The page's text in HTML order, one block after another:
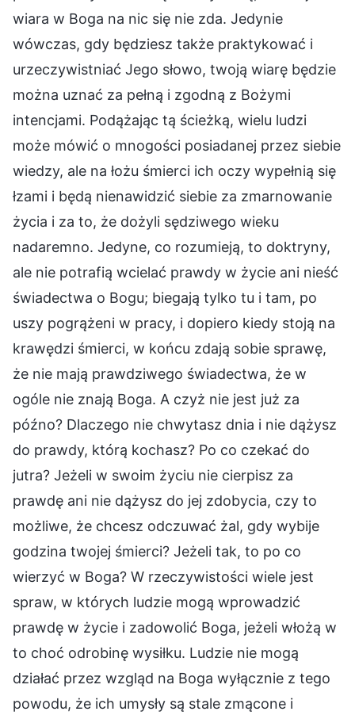
wiara w Boga na nic się nie zda. Jedynie
wówczas, gdy będziesz także praktykować i
urzeczywistniać Jego słowo, twoją wiarę będzie
można uznać za pełną i zgodną z Bożymi
intencjami. Podążając tą ścieżką, wielu ludzi
może mówić o mnogości posiadanej przez siebie
wiedzy, ale na łożu śmierci ich oczy wypełnią się
łzami i będą nienawidzić siebie za zmarnowanie
życia i za to, że dożyli sędziwego wieku
nadaremno. Jedyne, co rozumieją, to doktryny,
ale nie potrafią wcielać prawdy w życie ani nieść
świadectwa o Bogu; biegają tylko tu i tam, po
uszy pogrążeni w pracy, i dopiero kiedy stoją na
krawędzi śmierci, w końcu zdają sobie sprawę,
że nie mają prawdziwego świadectwa, że w
ogóle nie znają Boga. A czyż nie jest już za
późno? Dlaczego nie chwytasz dnia i nie dążysz
do prawdy, którą kochasz? Po co czekać do
jutra? Jeżeli w swoim życiu nie cierpisz za
prawdę ani nie dążysz do jej zdobycia, czy to
możliwe, że chcesz odczuwać żal, gdy wybije
godzina twojej śmierci? Jeżeli tak, to po co
wierzyć w Boga? W rzeczywistości wiele jest
spraw, w których ludzie mogą wprowadzić
prawdę w życie i zadowolić Boga, jeżeli włożą w
to choć odrobinę wysiłku. Ludzie nie mogą
działać przez wzgląd na Boga wyłącznie z tego
powodu, że ich umysły są stale zmącone i